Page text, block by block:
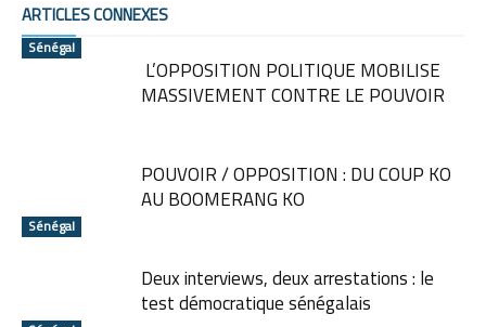
ARTICLES CONNEXES
Sénégal
L’OPPOSITION POLITIQUE MOBILISE
MASSIVEMENT CONTRE LE POUVOIR
Sénégal
POUVOIR / OPPOSITION : DU COUP KO
AU BOOMERANG KO
Deux interviews, deux arrestations : le
test démocratique sénégalais